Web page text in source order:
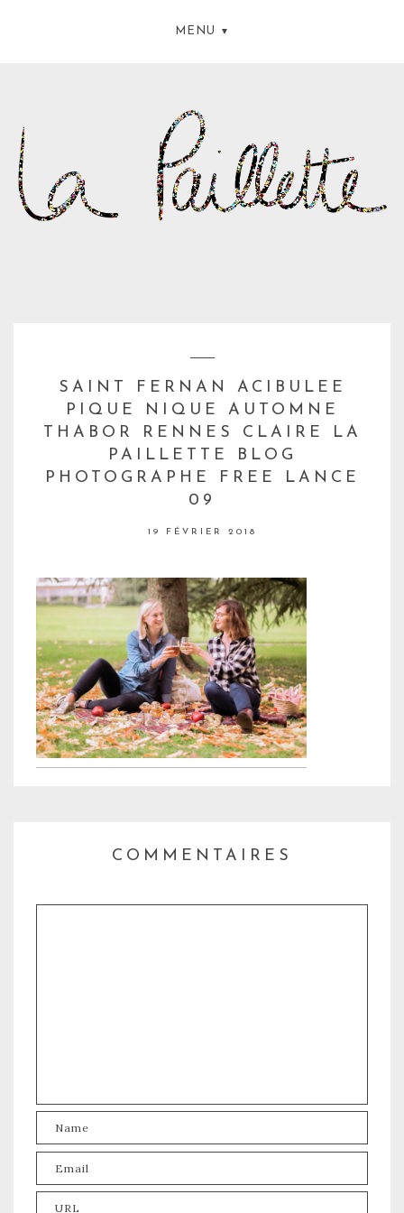
MENU
SAINT FERNAN ACIBULEE
PIQUE NIQUE AUTOMNE
THABOR RENNES CLAIRE LA
PAILLETTE BLOG
PHOTOGRAPHE FREE LANCE
09
19 FÉVRIER 2018
COMMENTAIRES